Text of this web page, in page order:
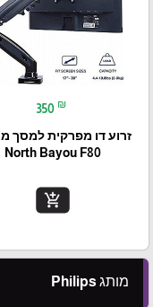
350 ₪
זרוע דו מפרקית למסך
North Bayou F80
add_shopping_cart
מותג Philips